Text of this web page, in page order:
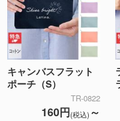
キャンバスフラット
ポーチ（S）
TR-0822
160円(税込) ～